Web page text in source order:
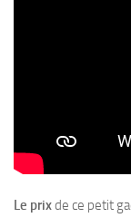
Le prixde ce petit